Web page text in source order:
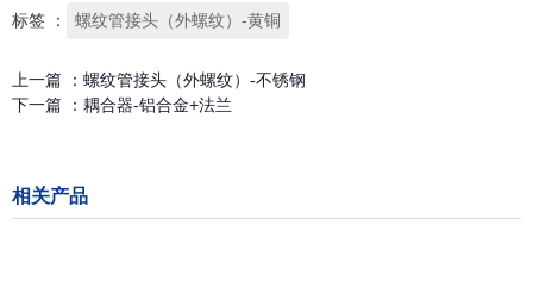
标签 ： 螺纹管接头（外螺纹）-黄铜
上一篇 ： 螺纹管接头（外螺纹）-不锈钢
下一篇 ： 耦合器-铝合金+法兰
相关产品